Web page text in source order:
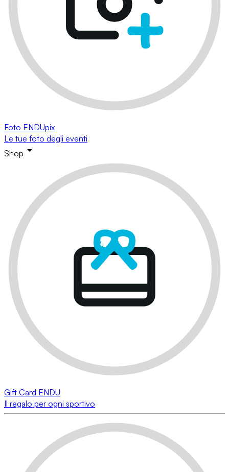
Foto ENDUpix
Le tue foto degli eventi
Shop
Gift Card ENDU
Il regalo per ogni sportivo